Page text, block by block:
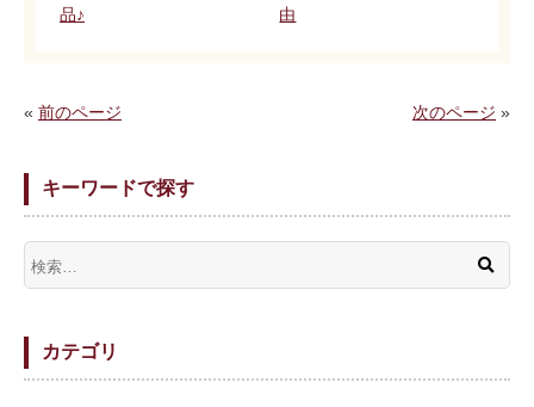
品♪
由
« 前のページ 次のページ »
キーワードで探す
カテゴリ